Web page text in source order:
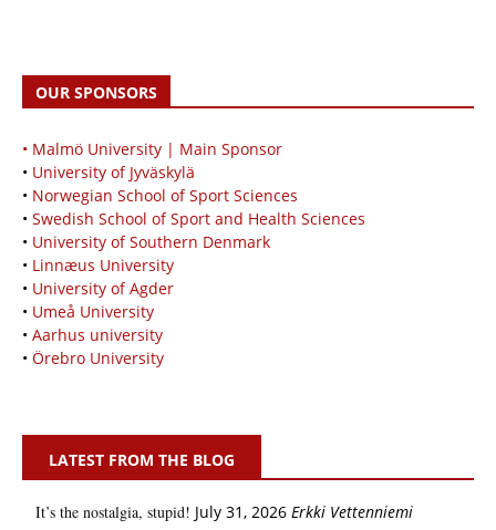
OUR SPONSORS
• Malmö University | Main Sponsor
• University of Jyväskylä
• Norwegian School of Sport Sciences
• Swedish School of Sport and Health Sciences
• University of Southern Denmark
• Linnæus University
• University of Agder
• Umeå University
• Aarhus university
• Örebro University
LATEST FROM THE BLOG
It’s the nostalgia, stupid! July 31, 2026 Erkki Vetten­­niemi